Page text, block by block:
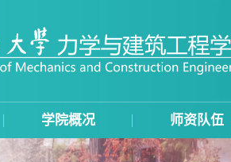
学院概况 师资队伍